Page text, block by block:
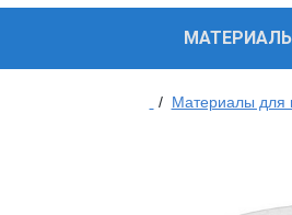
/ Материалы для